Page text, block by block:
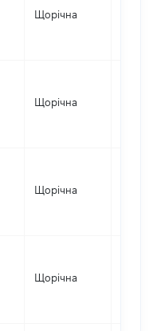
Щорічна
Щорічна
Щорічна
Щорічна